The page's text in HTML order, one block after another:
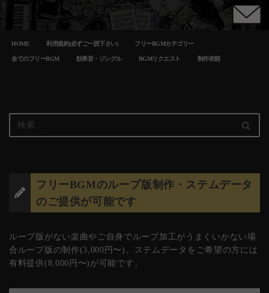
コ
ン
テ
ス
ッ
HOME 利用規約(必ずご一読下さい) フリーBGMカテゴリー
全てのフリーBGM 効果音・ジングル BGMリクエスト 制作依頼
フリーBGMのループ版制作・ステムデータ
のご提供が可能です
ループ版がない楽曲やご自身でループ加工がうまくいかない場
合ループ版の制作(3,000円〜)、ステムデータをご希望の方には
有料提供(8,000円〜)が可能です。